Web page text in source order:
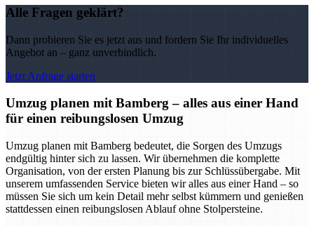
Alle Fragen geklärt?
Dann probieren Sie es jetzt aus und fordern Sie Ihr individuelles
Angebot an – ganz unverbindlich.
Jetzt Anfrage starten
Umzug planen mit Bamberg – alles aus einer Hand
für einen reibungslosen Umzug
Umzug planen mit Bamberg bedeutet, die Sorgen des Umzugs
endgültig hinter sich zu lassen. Wir übernehmen die komplette
Organisation, von der ersten Planung bis zur Schlüssübergabe. Mit
unserem umfassenden Service bieten wir alles aus einer Hand – so
müssen Sie sich um kein Detail mehr selbst kümmern und genießen
stattdessen einen reibungslosen Ablauf ohne Stolpersteine.